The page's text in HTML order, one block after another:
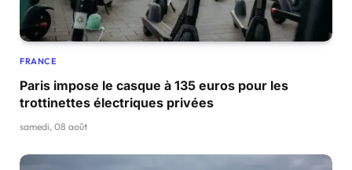
FRANCE
Paris impose le casque à 135 euros pour les
trottinettes électriques privées
samedi, 08 août